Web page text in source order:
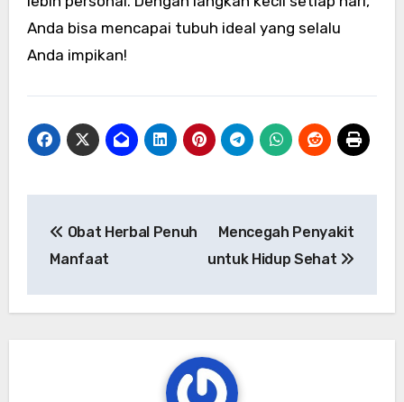
Anda bisa mencapai tubuh ideal yang selalu
Anda impikan!
pos
Obat Herbal Penuh
Manfaat
Mencegah Penyakit
untuk Hidup Sehat